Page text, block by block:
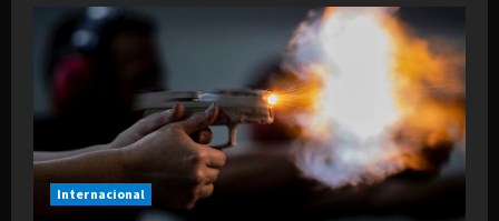
Internacional